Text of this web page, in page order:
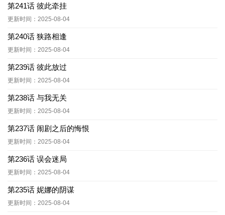
第241话 彼此牵挂
更新时间：2025-08-04
第240话 狭路相逢
更新时间：2025-08-04
第239话 彼此放过
更新时间：2025-08-04
第238话 与我无关
更新时间：2025-08-04
第237话 闹剧之后的悔恨
更新时间：2025-08-04
第236话 误会迷局
更新时间：2025-08-04
第235话 妮娜的阴谋
更新时间：2025-08-04